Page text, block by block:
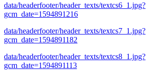
data/headerfooter/header_texts/textcs6_1.jpg?
gcm_date=1594891216
data/headerfooter/header_texts/textcs7_1.jpg?
gcm_date=1594891182
data/headerfooter/header_texts/textcs8_1.jpg?
gcm_date=1594891113